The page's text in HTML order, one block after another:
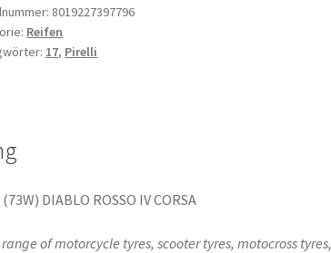
8019227397796
Reifen
17, Pirelli
DIABLO ROSSO IV CORSA
of motorcycle tyres, scooter tyres, motocross tyres,